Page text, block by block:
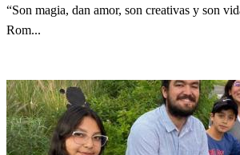
“Son magia, dan amor, son creativas y son
Rom...